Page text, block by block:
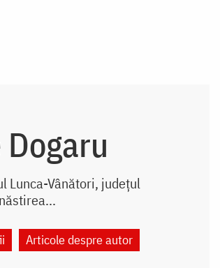
Lunca-Vânători, județul
Articole despre autor